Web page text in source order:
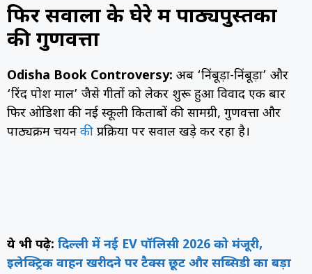
फिर सवालों के घेरे में पाठ्यपुस्तकों
की गुणवत्ता
Odisha Book Controversy: अब ‘निंबूड़ा-निंबूड़ा’ और
‘रिंद पोश माल’ जैसे गीतों को लेकर शुरू हुआ विवाद एक बार
फिर ओडिशा की नई स्कूली किताबों की सामग्री, गुणवत्ता और
पाठ्यक्रम चयन की प्रक्रिया पर सवाल खड़े कर रहा है।
ये भी पढ़े: दिल्ली में नई EV पॉलिसी 2026 को मंजूरी,
इलेक्ट्रिक वाहन खरीदने पर टैक्स छूट और सब्सिडी का बड़ा